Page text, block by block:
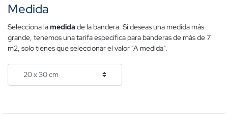
Medida
Selecciona lamedida de la bandera. Si deseas una medida más
grande, tenemos una tarifa específica para banderas de más de 7
m2, solo tienes que seleccionar el valor "A medida".